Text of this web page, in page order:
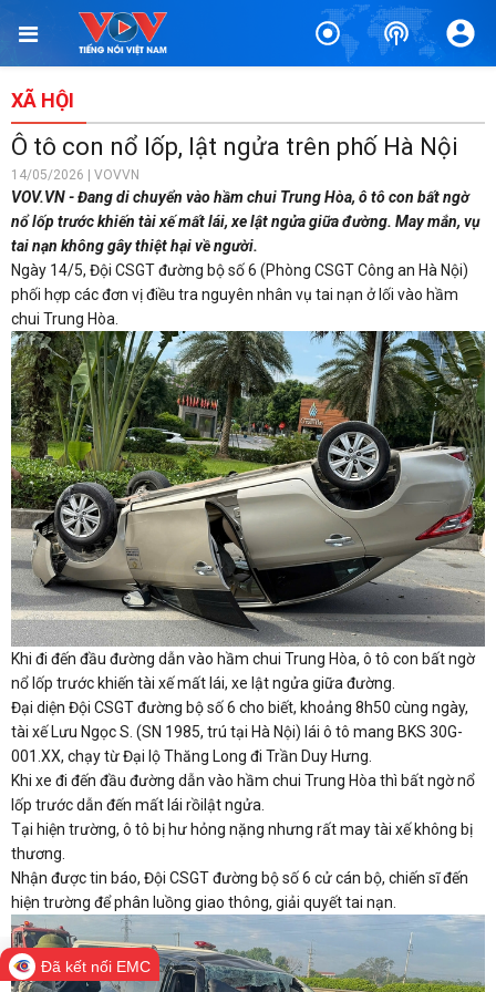
XÃ HỘI
Ô tô con nổ lốp, lật ngửa trên phố Hà Nội
14/05/2026 | VOVVN
VOV.VN - Đang di chuyển vào hầm chui Trung Hòa, ô tô con bất ngờ
nổ lốp trước khiến tài xế mất lái, xe lật ngửa giữa đường. May mắn, vụ
tai nạn không gây thiệt hại về người.
Ngày 14/5, Đội CSGT đường bộ số 6 (Phòng CSGT Công an Hà Nội)
phối hợp các đơn vị điều tra nguyên nhân vụ tai nạn ở lối vào hầm
chui Trung Hòa.
Khi đi đến đầu đường dẫn vào hầm chui Trung Hòa, ô tô con bất ngờ
nổ lốp trước khiến tài xế mất lái, xe lật ngửa giữa đường.
Đại diện Đội CSGT đường bộ số 6 cho biết, khoảng 8h50 cùng ngày,
tài xế Lưu Ngọc S. (SN 1985, trú tại Hà Nội) lái ô tô mang BKS 30G-
001.XX, chạy từ Đại lộ Thăng Long đi Trần Duy Hưng.
Khi xe đi đến đầu đường dẫn vào hầm chui Trung Hòa thì bất ngờ nổ
lốp trước dẫn đến mất lái rồilật ngửa.
Tại hiện trường, ô tô bị hư hỏng nặng nhưng rất may tài xế không bị
thương.
Nhận được tin báo, Đội CSGT đường bộ số 6 cử cán bộ, chiến sĩ đến
hiện trường để phân luồng giao thông, giải quyết tai nạn.
Đã kết nối EMC